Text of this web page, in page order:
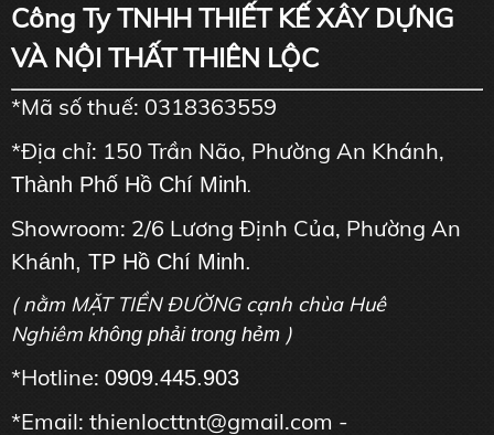
Công Ty TNHH THIẾT KẾ XÂY DỰNG
VÀ NỘI THẤT THIÊN LỘC
*Mã số thuế: 0318363559
*Địa chỉ: 150 Trần Não, Phường An Khánh,
Thành Phố Hồ Chí Minh.
Showroom: 2/6 Lương Định Của, Phường An
Khánh, TP Hồ Chí Minh.
( nằm MẶT TIỀN ĐƯỜNG cạnh chùa Huê
Nghiêm không phải trong hẻm )
*Hotline: 0909.445.903
*Email: thienlocttnt@gmail.com -